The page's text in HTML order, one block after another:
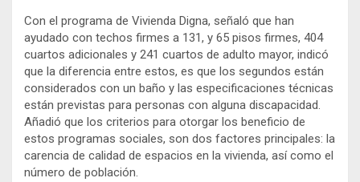
Con el programa de Vivienda Digna, señaló que han
ayudado con techos firmes a 131, y 65 pisos firmes, 404
cuartos adicionales y 241 cuartos de adulto mayor, indicó
que la diferencia entre estos, es que los segundos están
considerados con un baño y las especificaciones técnicas
están previstas para personas con alguna discapacidad.
Añadió que los criterios para otorgar los beneficio de
estos programas sociales, son dos factores principales: la
carencia de calidad de espacios en la vivienda, así como el
número de población.